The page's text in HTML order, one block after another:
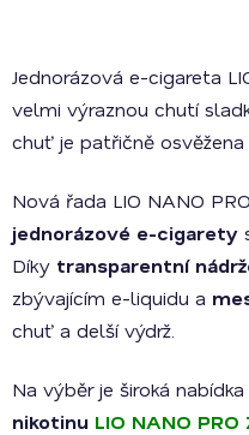
Jednorázová e-cigareta
velmi výraznou chutí
chuť je patřičně
Nová řada LIO NANO
jednorázové e-cigarety
Díky transparentní
zbývajícím e-liquidu a
chuť a delší výdrž.
Na výběr je široká
nikotinu LIO NANO PRO